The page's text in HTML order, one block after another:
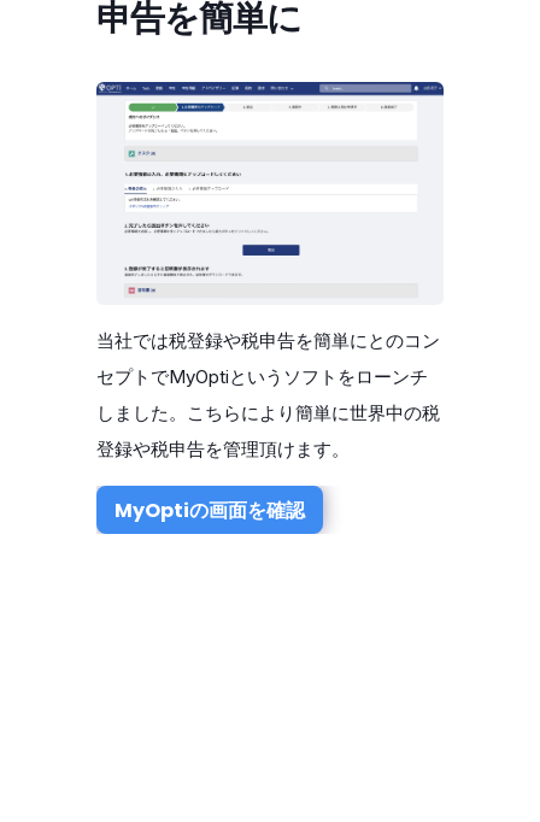
申告を簡単に
当社では税登録や税申告を簡単にとのコン
セプトでMyOptiというソフトをローンチ
しました。こちらにより簡単に世界中の税
登録や税申告を管理頂けます。
MyOptiの画面を確認